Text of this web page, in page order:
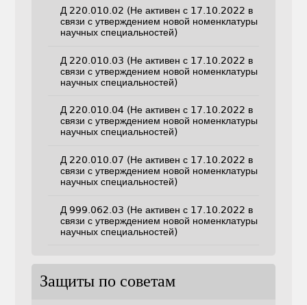
Д 220.010.02 (Не активен с 17.10.2022 в
связи с утверждением новой номенклатуры
научных специальностей)
Д 220.010.03 (Не активен с 17.10.2022 в
связи с утверждением новой номенклатуры
научных специальностей)
Д 220.010.04 (Не активен с 17.10.2022 в
связи с утверждением новой номенклатуры
научных специальностей)
Д 220.010.07 (Не активен с 17.10.2022 в
связи с утверждением новой номенклатуры
научных специальностей)
Д 999.062.03 (Не активен с 17.10.2022 в
связи с утверждением новой номенклатуры
научных специальностей)
Защиты по советам